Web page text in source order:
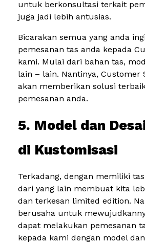
untuk berkonsultasi terkait
juga jadi lebih antusias.
Bicarakan semua yang anda
pemesanan tas anda kepada
kami. Mulai dari bahan tas,
lain – lain. Nantinya, Customer
akan memberikan solusi
pemesanan anda.
5. Model dan
di Kustomisasi
Terkadang, dengan memiliki
dari yang lain membuat kita
dan terkesan limited edition.
berusaha untuk
dapat melakukan pemesanan
kepada kami dengan model